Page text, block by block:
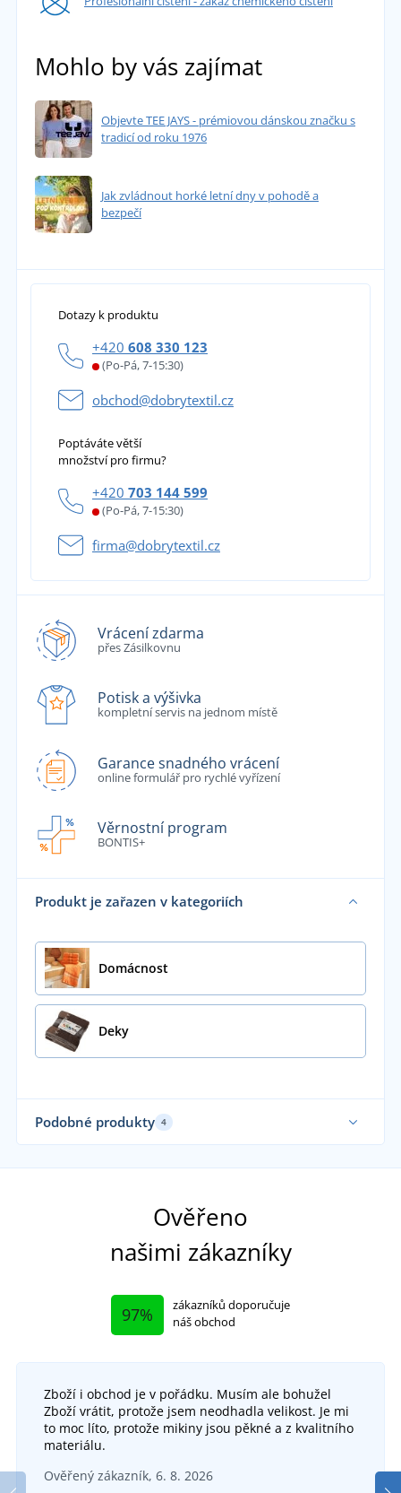
Mohlo by vás zajímat
Objevte TEE JAYS - prémiovou dánskou značku s
tradicí od roku 1976
Jak zvládnout horké letní dny v pohodě a
bezpečí
Dotazy k produktu
+420 608 330 123
(Po-Pá, 7-15:30)
obchod@dobrytextil.cz
Poptáváte větší
množství pro firmu?
+420 703 144 599
(Po-Pá, 7-15:30)
firma@dobrytextil.cz
Vrácení zdarma
přes Zásilkovnu
Potisk a výšivka
kompletní servis na jednom místě
Garance snadného vrácení
online formulář pro rychlé vyřízení
Věrnostní program
BONTIS+
Produkt je zařazen v kategoriích
Domácnost
Deky
Podobné produkty 4
Mikroplyšová deka s beránkem
Ověřeno
našimi zákazníky
97%
zákazníků doporučuje
náš obchod
Zboží i obchod je v pořádku. Musím ale bohužel
Zboží vrátit, protože jsem neodhadla velikost. Je mi
to moc líto, protože mikiny jsou pěkné a z kvalitního
materiálu.
Ověřený zákazník, 6. 8. 2026